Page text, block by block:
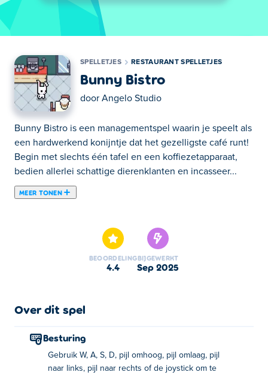
SPELLETJES RESTAURANT SPELLETJES
Bunny Bistro
door Angelo Studio
Bunny Bistro is een managementspel waarin je speelt als
een hardwerkend konijntje dat het gezelligste café runt!
Begin met slechts één tafel en een koffiezetapparaat,
bedien allerlei schattige dierenklanten en incasseer...
MEER TONEN
Begin met slechts één tafel en een koffiezetapparaat,
bedien allerlei schattige dierenklanten en incasseer
betalingen om je zaak te laten groeien. Gebruik je
helpen. Houd alles ook schoon, want sommige klanten
caféleven in te duiken?
Hoe Bunny Bistro te spelen
BEOORDELING
4.4
BIJGEWERKT
sep 2025
Over dit spel
Besturing
Gebruik W, A, S, D, pijl omhoog, pijl omlaag, pijl
naar links, pijl naar rechts of de joystick om te